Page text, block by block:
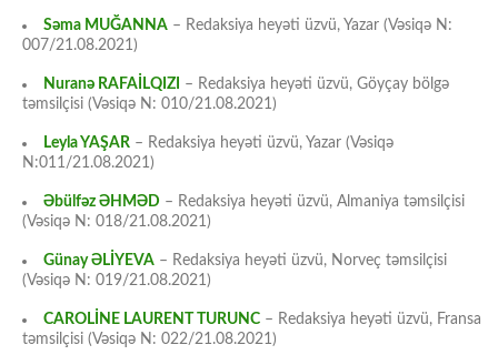
Səma MUĞANNA – Redaksiya heyəti üzvü, Yazar (Vəsiqə N:
007/21.08.2021)
Nuranə RAFAİLQIZI
– Redaksiya heyəti üzvü, Göyçay bölgə
təmsilçisi (Vəsiqə N: 010/21.08.2021)
Leyla YAŞAR – Redaksiya heyəti üzvü, Yazar (Vəsiqə
N:011/21.08.2021)
Əbülfəz ƏHMƏD – Redaksiya heyəti üzvü, Almaniya təmsilçisi
(Vəsiqə N: 018/21.08.2021)
Günay ƏLİYEVA – Redaksiya heyəti üzvü, Norveç təmsilçisi
(Vəsiqə N: 019/21.08.2021)
CAROLİNE LAURENT TURUNC – Redaksiya heyəti üzvü, Fransa
təmsilçisi (Vəsiqə N: 022/21.08.2021)